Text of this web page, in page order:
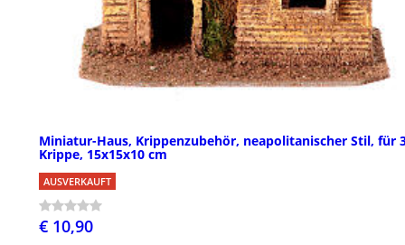
Miniatur-Haus, Krippenzubehör, neapolitanischer Stil, für
Krippe, 15x15x10 cm
AUSVERKAUFT
€ 10,90